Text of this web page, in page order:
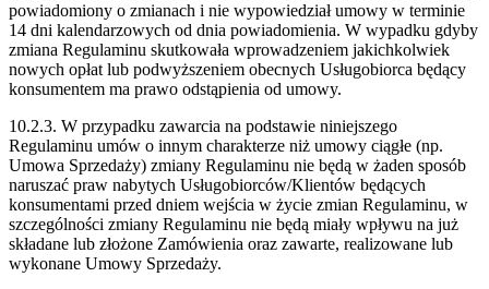
powiadomiony o zmianach i nie wypowiedział umowy w terminie
14 dni kalendarzowych od dnia powiadomienia. W wypadku gdyby
zmiana Regulaminu skutkowała wprowadzeniem jakichkolwiek
nowych opłat lub podwyższeniem obecnych Usługobiorca będący
konsumentem ma prawo odstąpienia od umowy.
10.2.3. W przypadku zawarcia na podstawie niniejszego
Regulaminu umów o innym charakterze niż umowy ciągłe (np.
Umowa Sprzedaży) zmiany Regulaminu nie będą w żaden sposób
naruszać praw nabytych Usługobiorców/Klientów będących
konsumentami przed dniem wejścia w życie zmian Regulaminu, w
szczególności zmiany Regulaminu nie będą miały wpływu na już
składane lub złożone Zamówienia oraz zawarte, realizowane lub
wykonane Umowy Sprzedaży.